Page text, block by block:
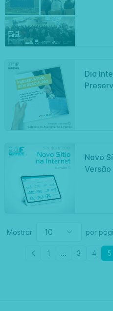
Dia
Novo
Versão
Mostrar por
1 ... 3 4 5